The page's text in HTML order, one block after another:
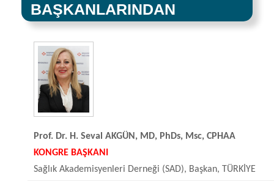
BAŞKANLARINDAN
Prof. Dr. H. Seval AKGÜN, MD, PhDs, Msc, CPHAA
KONGRE BAŞKANI
Sağlık Akademisyenleri Derneği (SAD), Başkan, TÜRKİYE